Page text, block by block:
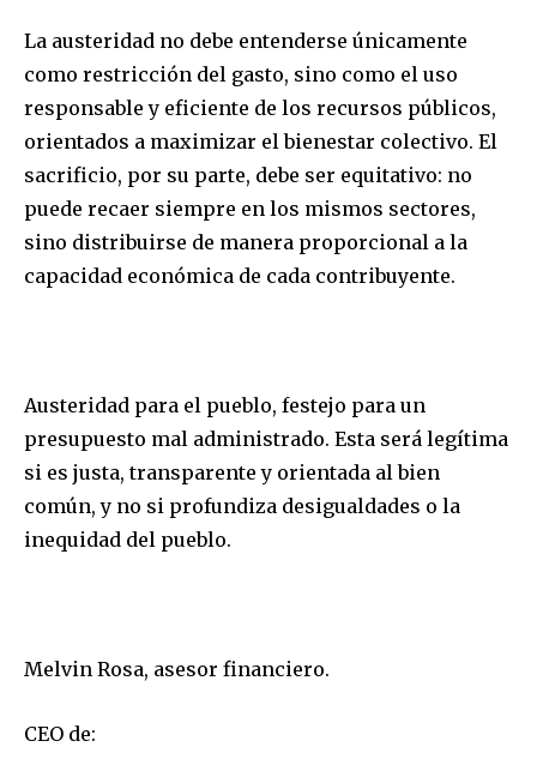
La austeridad no debe entenderse únicamente
como restricción del gasto, sino como el uso
responsable y eficiente de los recursos públicos,
orientados a maximizar el bienestar colectivo. El
sacrificio, por su parte, debe ser equitativo: no
puede recaer siempre en los mismos sectores,
sino distribuirse de manera proporcional a la
capacidad económica de cada contribuyente.
Austeridad para el pueblo, festejo para un
presupuesto mal administrado. Esta será legítima
si es justa, transparente y orientada al bien
común, y no si profundiza desigualdades o la
inequidad del pueblo.
Melvin Rosa, asesor financiero.
CEO de: